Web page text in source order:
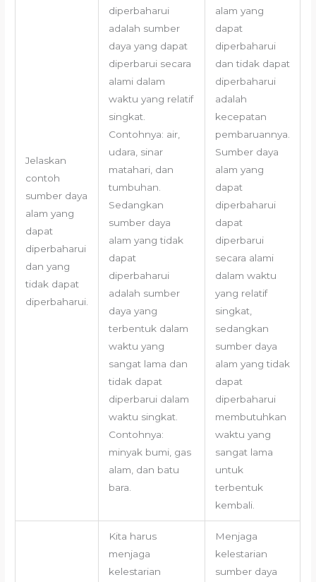
Jelaskan
contoh
sumber daya
alam yang
dapat
diperbaharui
dan yang
tidak dapat
diperbaharui.
diperbaharui
adalah sumber
daya yang dapat
diperbarui secara
alami dalam
waktu yang relatif
singkat.
Contohnya: air,
udara, sinar
matahari, dan
tumbuhan.
Sedangkan
sumber daya
alam yang tidak
dapat
diperbaharui
adalah sumber
daya yang
terbentuk dalam
waktu yang
sangat lama dan
tidak dapat
diperbarui dalam
waktu singkat.
Contohnya:
minyak bumi, gas
alam, dan batu
bara.
alam yang
dapat
diperbaharui
dan tidak dapat
diperbaharui
adalah
kecepatan
pembaruannya.
Sumber daya
alam yang
dapat
diperbaharui
dapat
diperbarui
secara alami
dalam waktu
yang relatif
singkat,
sedangkan
sumber daya
alam yang tidak
dapat
diperbaharui
membutuhkan
waktu yang
sangat lama
untuk
terbentuk
kembali.
Kita harus
menjaga
kelestarian
Menjaga
kelestarian
sumber daya